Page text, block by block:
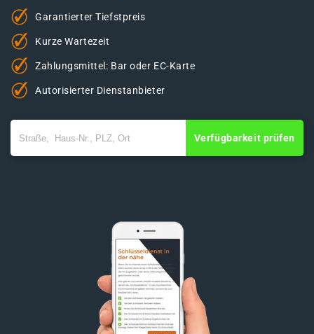
Garantierter Tiefstpreis
Kurze Wartezeit
Zahlungsmittel: Bar oder EC-Karte
Autorisierter Dienstanbieter
Verfügbarkeit prüfen